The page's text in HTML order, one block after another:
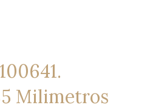
Milimetros